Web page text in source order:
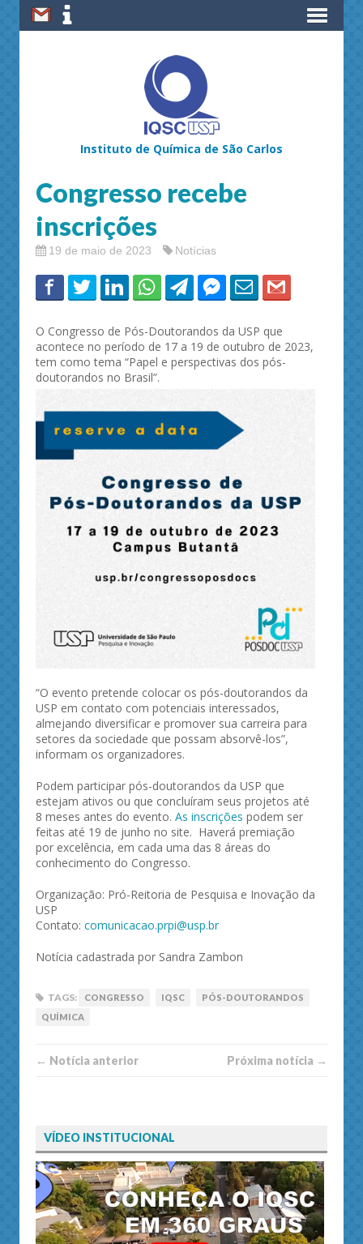
Instituto de Química de São Carlos
Congresso recebe
inscrições
19 de maio de 2023 Notícias
O Congresso de Pós-Doutorandos da USP que
acontece no período de 17 a 19 de outubro de 2023,
tem como tema “Papel e perspectivas dos pós-
doutorandos no Brasil”.
“O evento pretende colocar os pós-doutorandos da
USP em contato com potenciais interessados,
almejando diversificar e promover sua carreira para
setores da sociedade que possam absorvê-los”,
informam os organizadores.
Podem participar pós-doutorandos da USP que
estejam ativos ou que concluíram seus projetos até
8 meses antes do evento. As inscrições podem ser
feitas até 19 de junho no site. Haverá premiação
por excelência, em cada uma das 8 áreas do
conhecimento do Congresso.
Organização: Pró-Reitoria de Pesquisa e Inovação da
USP
Contato: comunicacao.prpi@usp.br
Notícia cadastrada por Sandra Zambon
TAGS: CONGRESSO IQSC
PÓS-DOUTORANDOS
QUÍMICA
← Notí­cia anterior Próxima notí­­cia →
VÍDEO INSTITUCIONAL